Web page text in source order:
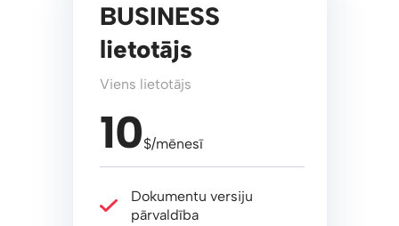
BUSINESS
lietotājs
Viens lietotājs
10$/mēnesī
Dokumentu versiju
pārvaldība